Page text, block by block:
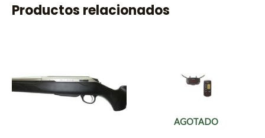
Productos relacionados
AGOTADO